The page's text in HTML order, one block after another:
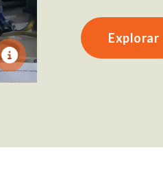
Explorar